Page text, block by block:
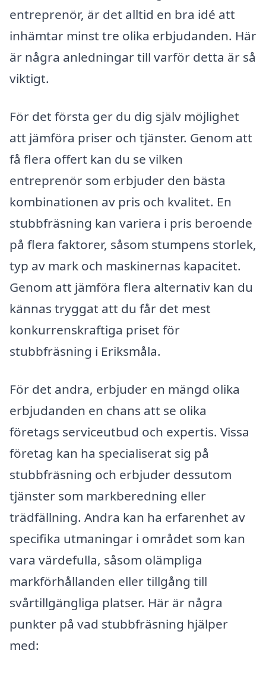
entreprenör, är det alltid en bra idé att
inhämtar minst tre olika erbjudanden. Här
är några anledningar till varför detta är så
viktigt.
För det första ger du dig själv möjlighet
att jämföra priser och tjänster. Genom att
få flera offert kan du se vilken
entreprenör som erbjuder den bästa
kombinationen av pris och kvalitet. En
stubbfräsning kan variera i pris beroende
på flera faktorer, såsom stumpens storlek,
typ av mark och maskinernas kapacitet.
Genom att jämföra flera alternativ kan du
kännas tryggat att du får det mest
konkurrenskraftiga priset för
stubbfräsning i Eriksmåla.
För det andra, erbjuder en mängd olika
erbjudanden en chans att se olika
företags serviceutbud och expertis. Vissa
företag kan ha specialiserat sig på
stubbfräsning och erbjuder dessutom
tjänster som markberedning eller
trädfällning. Andra kan ha erfarenhet av
specifika utmaningar i området som kan
vara värdefulla, såsom olämpliga
markförhållanden eller tillgång till
svårtillgängliga platser. Här är några
punkter på vad stubbfräsning hjälper
med: